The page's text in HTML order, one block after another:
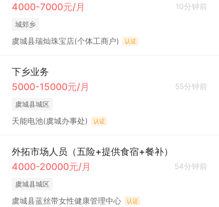
4000-7000元/月
10分钟前
城郊乡
虞城县瑞灿珠宝店(个体工商户) 认证
下乡业务
5000-15000元/月
55分钟前
虞城县城区
天能电池(虞城办事处) 认证
外拓市场人员（五险+提供食宿+餐补）
4000-20000元/月
54分钟前
虞城县城区
虞城县蓝丝带女性健康管理中心 认证